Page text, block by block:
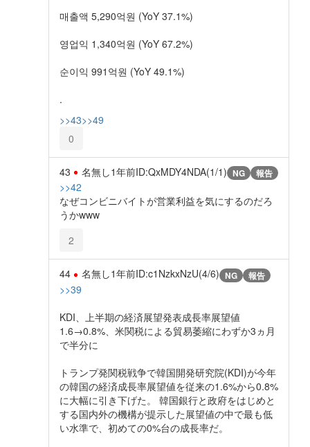
매출액 5,290억원 (YoY 37.1%)
영업익 1,340억원 (YoY 67.2%)
순이익 991억원 (YoY 49.1%)
.
>>43>>49
0
43 名無し1年前ID:QxMDY4NDA(1/1) NG 報告
>>42
なぜコンビニバイトが営業利益を気にするのだろ
うかwww
2
44 名無し1年前ID:c1NzkxNzU(4/6) NG 報告
>>39
KDI、上半期の経済展望発表成長率展望値
1.6→0.8%、米関税による貿易萎縮にわずか3ヵ月
で半分に
トランプ発関税戦争で韓国開発研究院(KDI)が今年
の韓国の経済成長率展望値を従来の1.6%から0.8%
に大幅に引き下げた。 韓国銀行と政府をはじめと
する国内外の機構が提示した展望値の中で最も低
い水準で、初めての0%台の成長率だ。